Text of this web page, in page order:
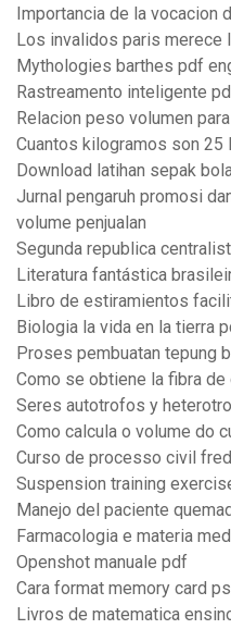
Importancia de la vocacion
Los invalidos paris merece
Mythologies barthes pdf
Rastreamento inteligente
Relacion peso volumen
Cuantos kilogramos son 25
Download latihan sepak
Jurnal pengaruh promosi
volume penjualan
Segunda republica
Literatura fantástica
Libro de estiramientos
Biologia la vida en la tierra
Proses pembuatan tepung
Como se obtiene la fibra de
Seres autotrofos y
Como calcula o volume do
Curso de processo civil
Suspension training
Manejo del paciente
Farmacologia e materia
Openshot manuale pdf
Cara format memory card
Livros de matematica